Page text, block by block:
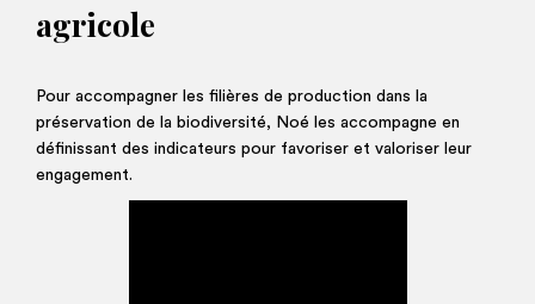
agricole
Pour accompagner les filières de production dans la
préservation de la biodiversité, Noé les accompagne en
définissant des indicateurs pour favoriser et valoriser leur
engagement.